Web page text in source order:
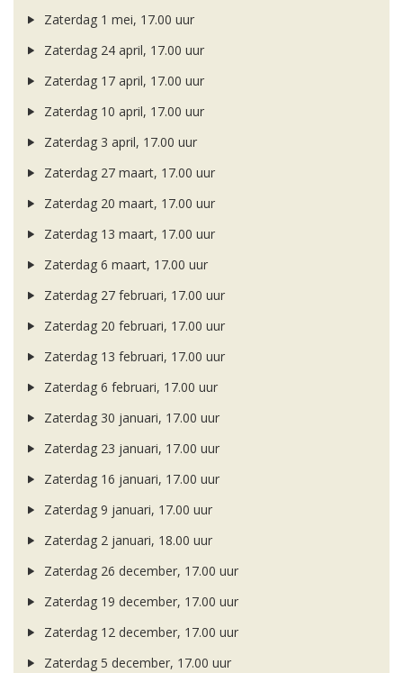
Zaterdag 1 mei, 17.00 uur
Zaterdag 24 april, 17.00 uur
Zaterdag 17 april, 17.00 uur
Zaterdag 10 april, 17.00 uur
Zaterdag 3 april, 17.00 uur
Zaterdag 27 maart, 17.00 uur
Zaterdag 20 maart, 17.00 uur
Zaterdag 13 maart, 17.00 uur
Zaterdag 6 maart, 17.00 uur
Zaterdag 27 februari, 17.00 uur
Zaterdag 20 februari, 17.00 uur
Zaterdag 13 februari, 17.00 uur
Zaterdag 6 februari, 17.00 uur
Zaterdag 30 januari, 17.00 uur
Zaterdag 23 januari, 17.00 uur
Zaterdag 16 januari, 17.00 uur
Zaterdag 9 januari, 17.00 uur
Zaterdag 2 januari, 18.00 uur
Zaterdag 26 december, 17.00 uur
Zaterdag 19 december, 17.00 uur
Zaterdag 12 december, 17.00 uur
Zaterdag 5 december, 17.00 uur